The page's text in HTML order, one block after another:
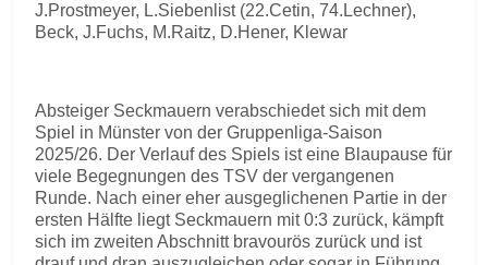
J.Prostmeyer, L.Siebenlist (22.Cetin, 74.Lechner),
Beck, J.Fuchs, M.Raitz, D.Hener, Klewar
Absteiger Seckmauern verabschiedet sich mit dem
Spiel in Münster von der Gruppenliga-Saison
2025/26. Der Verlauf des Spiels ist eine Blaupause für
viele Begegnungen des TSV der vergangenen
Runde. Nach einer eher ausgeglichenen Partie in der
ersten Hälfte liegt Seckmauern mit 0:3 zurück, kämpft
sich im zweiten Abschnitt bravourös zurück und ist